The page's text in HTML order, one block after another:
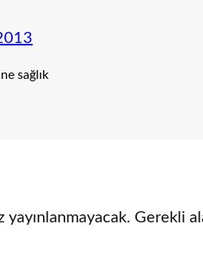
sağlık
yayınlanmayacak. Gerekli